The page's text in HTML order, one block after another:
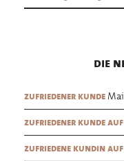
die
zufriedener kunde
zufriedener kunde
zufriedene kundin auf